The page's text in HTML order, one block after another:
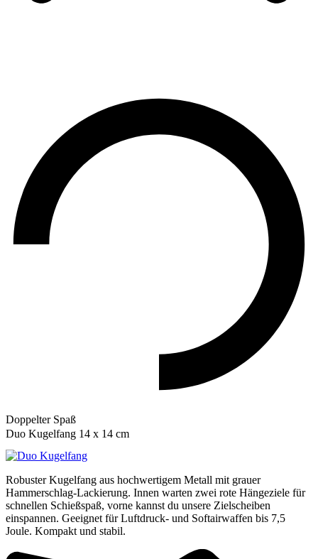
Doppelter Spaß
Duo Kugelfang 14 x 14 cm
Robuster Kugelfang aus hochwertigem Metall mit grauer
Hammerschlag-Lackierung. Innen warten zwei rote Hängeziele für
schnellen Schießspaß, vorne kannst du unsere Zielscheiben
einspannen. Geeignet für Luftdruck- und Softairwaffen bis 7,5
Joule. Kompakt und stabil.